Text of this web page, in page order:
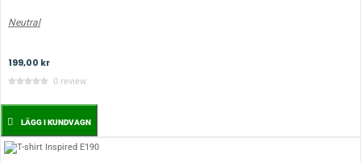
Neutral
199,00 kr
0 review
LÄGG I KUNDVAGN